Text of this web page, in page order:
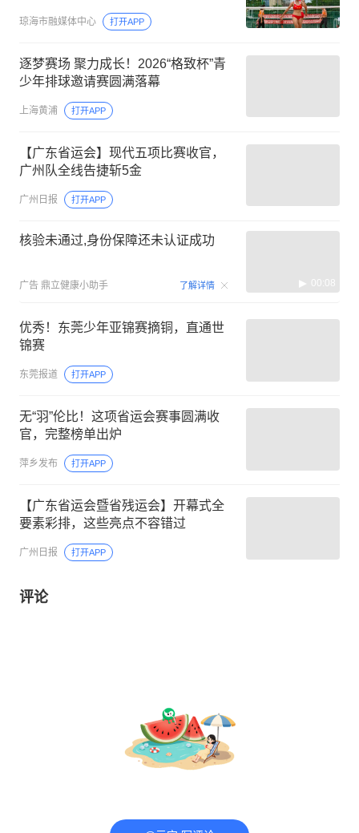
琼海市融媒体中心 打开APP
逐梦赛场 聚力成长！2026“格致杯”青
少年排球邀请赛圆满落幕
上海黄浦 打开APP
【广东省运会】现代五项比赛收官，
广州队全线告捷斩5金
广州日报 打开APP
核验未通过,身份保障还未认证成功
广告 鼎立健康小助手 了解详情 00:08
优秀！东莞少年亚锦赛摘铜，直通世
锦赛
东莞报道 打开APP
无“羽”伦比！这项省运会赛事圆满收
官，完整榜单出炉
萍乡发布 打开APP
【广东省运会暨省残运会】开幕式全
要素彩排，这些亮点不容错过
广州日报 打开APP
评论